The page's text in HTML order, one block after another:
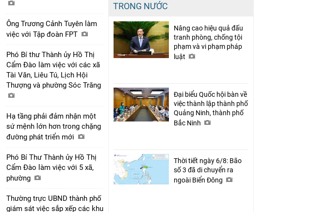
Facebook
Ông Trương Cảnh Tuyên làm
việc với Tập đoàn FPT
Phó Bí thư Thành ủy Hồ Thị
Cẩm Đào làm việc với các xã
Tài Văn, Liêu Tú, Lịch Hội
Thượng và phường Sóc Trăng
Hạ tầng phải đảm nhận một
sứ mệnh lớn hơn trong chặng
đường phát triển mới
Phó Bí Thư Thành ủy Hồ Thị
Cẩm Đào làm việc với 5 xã,
phường
Thường trực UBND thành phố
giám sát việc sắp xếp các khu
TRONG NƯỚC
Nâng cao hiệu quả đấu
tranh phòng, chống tội
phạm và vi phạm pháp
luật
Đại biểu Quốc hội bàn về
việc thành lập thành phố
Quảng Ninh, thành phố
Bắc Ninh
Thời tiết ngày 6/8: Bão
số 3 đã di chuyển ra
ngoài Biển Đông